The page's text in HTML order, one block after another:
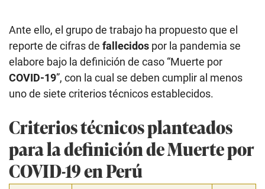
Ante ello, el grupo de trabajo ha propuesto que el
reporte de cifras de fallecidos por la pandemia se
elabore bajo la definición de caso “Muerte por
COVID-19”, con la cual se deben cumplir al menos
uno de siete criterios técnicos establecidos.
Criterios técnicos planteados
para la definición de Muerte por
COVID-19 en Perú